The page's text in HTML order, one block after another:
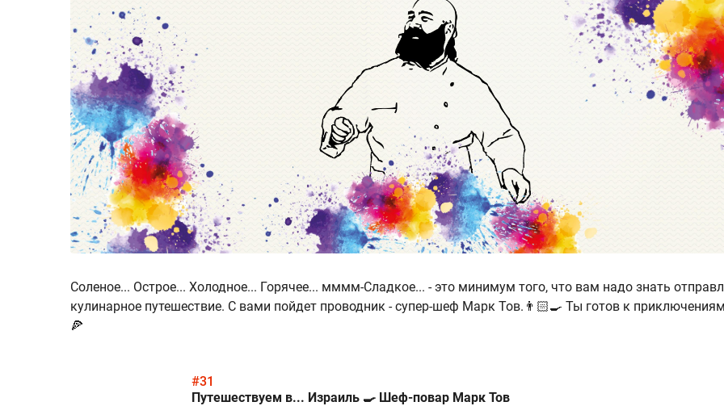
Соленое... Острое... Холодное... Горячее... мммм-Сладкое... - это минимум того, что вам надо знать
кулинарное путешествие. С вами пойдет проводник - супер-шеф Марк Тов.👨🏻‍🍳 Ты готов к
🍕
#31
Путешествуем в... Израиль 🍳 Шеф-повар Марк Тов